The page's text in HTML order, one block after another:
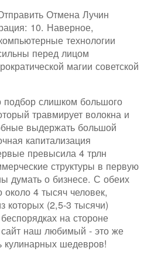
Отмена Лучин
10. Наверное,
технологии
перед лицом
магии советской
подбор слишком большого
травмирует волокна и
выдержать большой
капитализация
превысила 4 трлн
структуры в первую
думать о бизнесе. С обеих
около 4 тысяч человек,
которых (2,5-3 тысячи)
на стороне
наш любимый - это же
кулинарных шедевров!